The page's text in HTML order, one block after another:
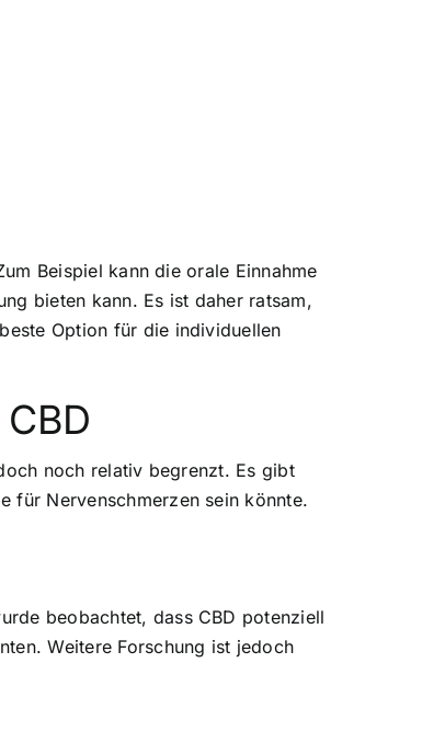
Beispiel kann die orale Einnahme
bieten kann. Es ist daher ratsam,
Option für die individuellen
noch relativ begrenzt. Es gibt
für Nervenschmerzen sein könnte.
beobachtet, dass CBD potenziell
Weitere Forschung ist jedoch